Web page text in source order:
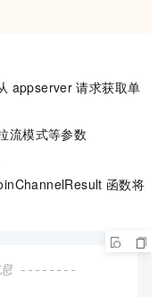
appserver 请求获取单
流模式等参数
函数将
息 --------